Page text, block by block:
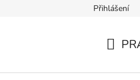
Přihlášení